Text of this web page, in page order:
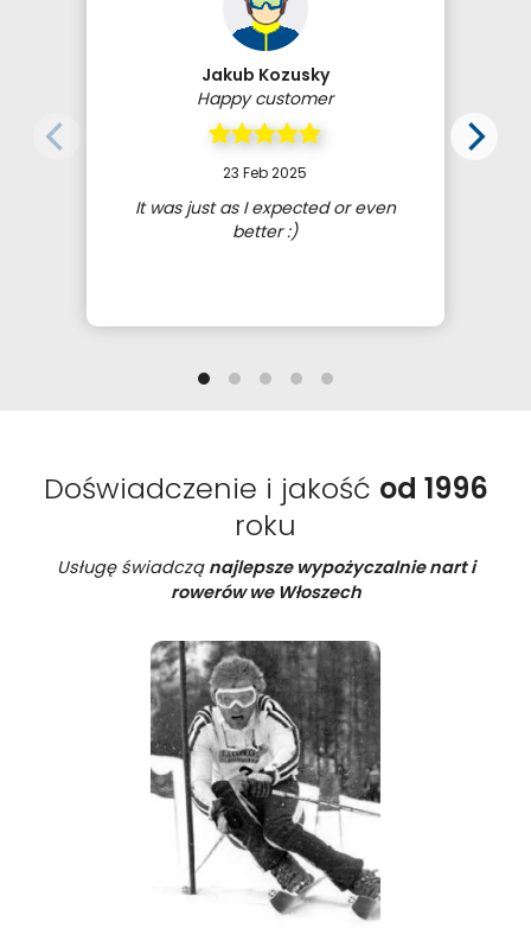
Jakub Kozusky
Happy customer
23 Feb 2025
It was just as I expected or even
better :)
Doświadczenie i jakość od 1996
roku
Usługę świadczą najlepsze wypożyczalnie nart i
rowerów we Włoszech